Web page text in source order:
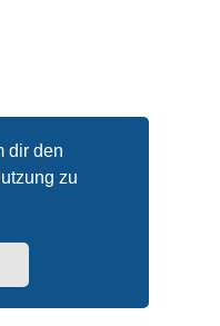
dir den
zu